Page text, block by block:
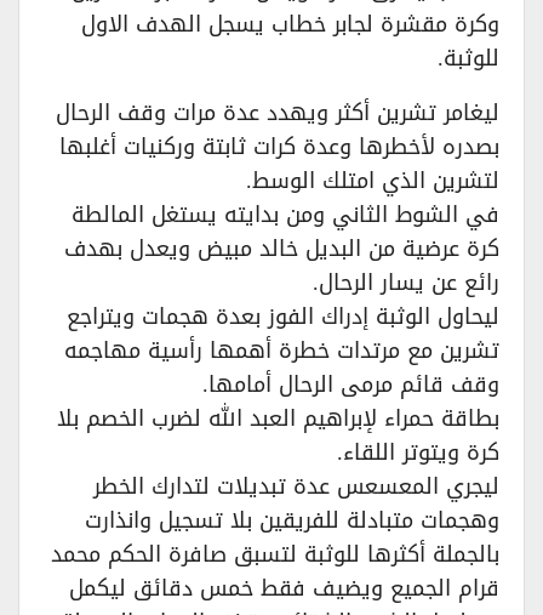
وكرة مقشرة لجابر خطاب يسجل الهدف الاول
للوثبة.
ليغامر تشرين أكثر ويهدد عدة مرات وقف الرحال
بصدره لأخطرها وعدة كرات ثابتة وركنيات أغلبها
لتشرين الذي امتلك الوسط.
في الشوط الثاني ومن بدايته يستغل المالطة
كرة عرضية من البديل خالد مبيض ويعدل بهدف
رائع عن يسار الرحال.
ليحاول الوثبة إدراك الفوز بعدة هجمات ويتراجع
تشرين مع مرتدات خطرة أهمها رأسية مهاجمه
وقف قائم مرمى الرحال أمامها.
بطاقة حمراء لإبراهيم العبد الله لضرب الخصم بلا
كرة ويتوتر اللقاء.
ليجري المعسعس عدة تبديلات لتدارك الخطر
وهجمات متبادلة للفريقين بلا تسجيل وانذارت
بالجملة أكثرها للوثبة لتسبق صافرة الحكم محمد
قرام الجميع ويضيف فقط خمس دقائق ليكمل